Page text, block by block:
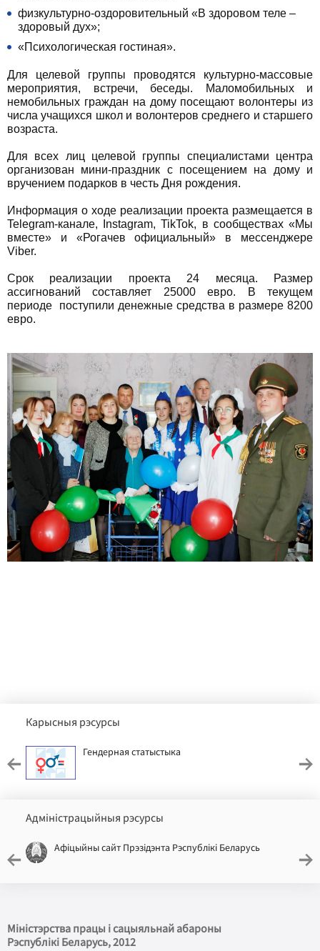
физкультурно-оздоровительный «В здоровом теле –
здоровый дух»;
«Психологическая гостиная».
Для целевой группы проводятся культурно-массовые
мероприятия, встречи, беседы. Маломобильных и
немобильных граждан на дому посещают волонтеры из
числа учащихся школ и волонтеров среднего и старшего
возраста.
Для всех лиц целевой группы специалистами центра
организован мини-праздник с посещением на дому и
вручением подарков в честь Дня рождения.
Информация о ходе реализации проекта размещается в
Telegram-канале, Instagram, TikTok, в сообществах «Мы
вместе» и «Рогачев официальный» в мессенджере
Viber.
Срок реализации проекта 24 месяца. Размер
ассигнований составляет 25000 евро. В текущем
периоде поступили денежные средства в размере 8200
евро.
Карысныя рэсурсы
Гендерная статыстыка
Адміністрацыйныя рэсурсы
Афіцыйны сайт Прэзідэнта Рэспублікі Беларусь
Міністэрства працы і сацыяльнай абароны
Рэспублікі Беларусь, 2012